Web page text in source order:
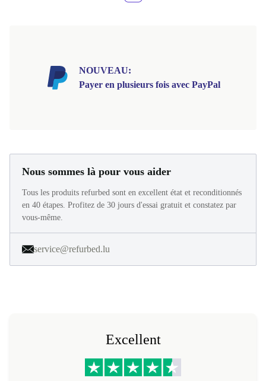
NOUVEAU:
Payer en plusieurs fois avec PayPal
Nous sommes là pour vous aider
Tous les produits refurbed sont en excellent état et reconditionnés
en 40 étapes. Profitez de 30 jours d'essai gratuit et constatez par
vous-même.
service@refurbed.lu
Excellent